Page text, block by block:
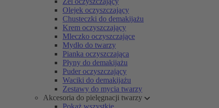
Olejek oczyszczający
Chusteczki do demakijażu
Krem oczyszczający
Mleczko oczyszczające
Mydło do twarzy
Pianka oczyszczająca
Płyny do demakijażu
Puder oczyszczający
Waciki do demakijażu
Zestawy do mycia twarzy
Akcesoria do pielęgnacji twarzy
Pokaż wszystkie